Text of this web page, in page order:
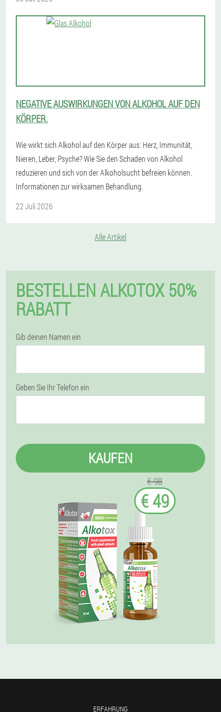
NEGATIVE AUSWIRKUNGEN VON ALKOHOL AUF DEN
KÖRPER.
Wie wirkt sich Alkohol auf den Körper aus: Herz, Immunität,
Nieren, Leber, Psyche? Wie Sie den Schaden von Alkohol
reduzieren und sich von der Alkoholsucht befreien können.
Informationen zur wirksamen Behandlung.
22 Juli 2026
Alle Artikel
BESTELLEN ALKOTOX 50%
RABATT
Gib deinen Namen ein
Geben Sie Ihr Telefon ein
KAUFEN
€ 98
€ 49
ERFAHRUNG